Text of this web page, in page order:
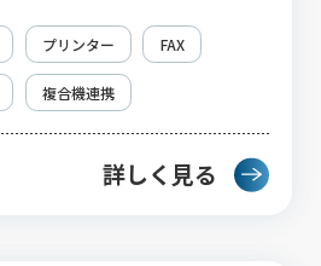
プリンター FAX
複合機連携
詳しく見る